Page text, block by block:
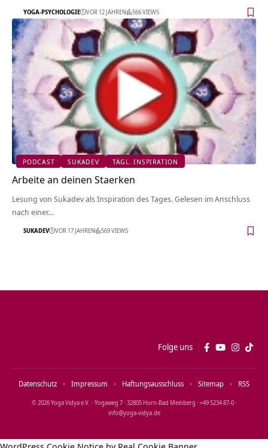
YOGA-PSYCHOLOGIE VOR 12 JAHREN 566 VIEWS
PODCAST SUKADEV TÄGL. INSPIRATION
Arbeite an deinen Staerken
Lesung von Sukadev als Inspiration des Tages. Gelesen im Anschluss
nach einer…
SUKADEV VOR 17 JAHREN 569 VIEWS
Folge uns
© 2026 Yoga Vidya e.V. · Yogaweg 7 · 32805 Horn‑Bad Meinberg · +49 5234 87‑0 ·
info@yoga‑vidya.de
Datenschutz Impressum Haftungsausschluss Sitemap RSS